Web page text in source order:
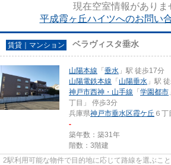
現在空室情報がありま
平成霞ヶ丘ハイツへのお問い
賃貸｜マンション ベラヴィスタ垂水
山陽本線 「 垂水 」駅 徒歩17分
山陽電鉄本線 「 山陽垂水 」駅
神戸市西神・山手線 「 学園都市
丁目」 停歩3分
兵庫県神戸市垂水区霞ケ丘 ６丁
-
築年数：築31年
階数：3階建
2駅利用可能な物件で目的地に応じて路線を選ぶこ